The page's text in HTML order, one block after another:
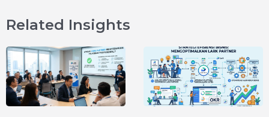
Related Insights